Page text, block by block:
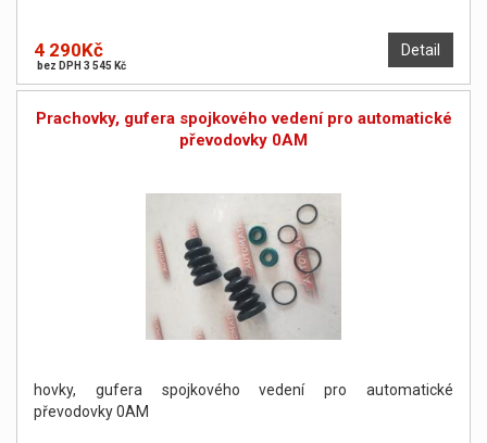
Detail
4 290Kč
bez DPH 3 545 Kč
Prachovky, gufera spojkového vedení pro automatické
převodovky 0AM
hovky, gufera spojkového vedení pro automatické
převodovky 0AM